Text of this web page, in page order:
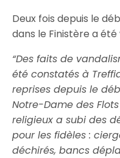
Deux fois depuis le
dans le Finistère a été
“Des faits de
été constatés à
reprises depuis le
Notre-Dame des
religieux a subi des
pour les fidèles :
déchirés, bancs